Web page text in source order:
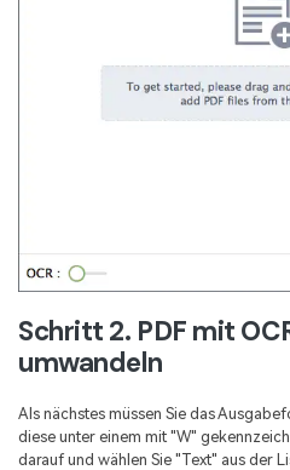
Schritt 2. PDF mit
umwandeln
Als nächstes müssen Sie das
diese unter einem mit "W"
darauf und wählen Sie "Text" aus der